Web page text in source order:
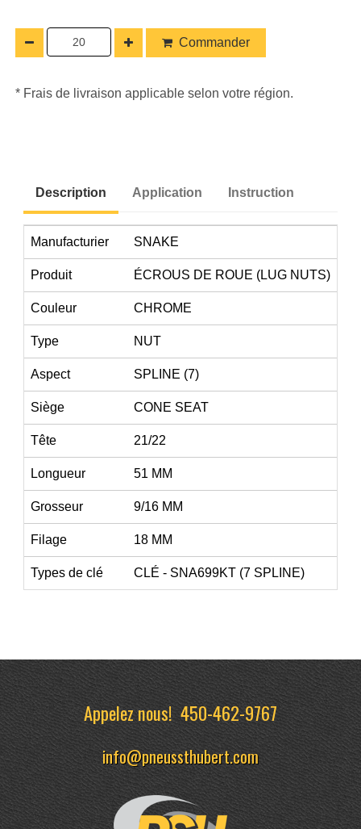
Commander
* Frais de livraison applicable selon votre région.
Description Application Instruction
Manufacturier SNAKE
Produit ÉCROUS DE ROUE (LUG NUTS)
Couleur CHROME
Type NUT
Aspect SPLINE (7)
Siège CONE SEAT
Tête 21/22
Longueur 51 MM
Grosseur 9/16 MM
Filage 18 MM
Types de clé CLÉ - SNA699KT (7 SPLINE)
Appelez nous!450-462-9767
info@pneussthubert.com